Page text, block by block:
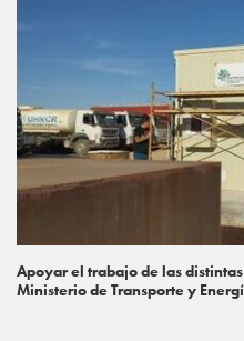
Apoyar el trabajo de las
Ministerio de Transporte y